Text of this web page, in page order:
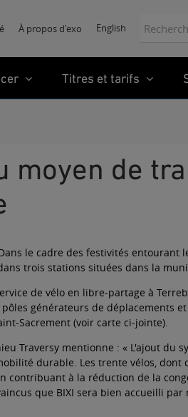
À propos d'exo English
Titres et tarifs
le cadre des festivités entourant
trois stations situées dans la
de vélo en libre-partage à
générateurs de déplacements
Sacrement (voir carte ci-jointe).
Traversy mentionne : « L'ajout du
durable. Les trente vélos,
contribuant à la réduction de la
que BIXI sera bien accueilli